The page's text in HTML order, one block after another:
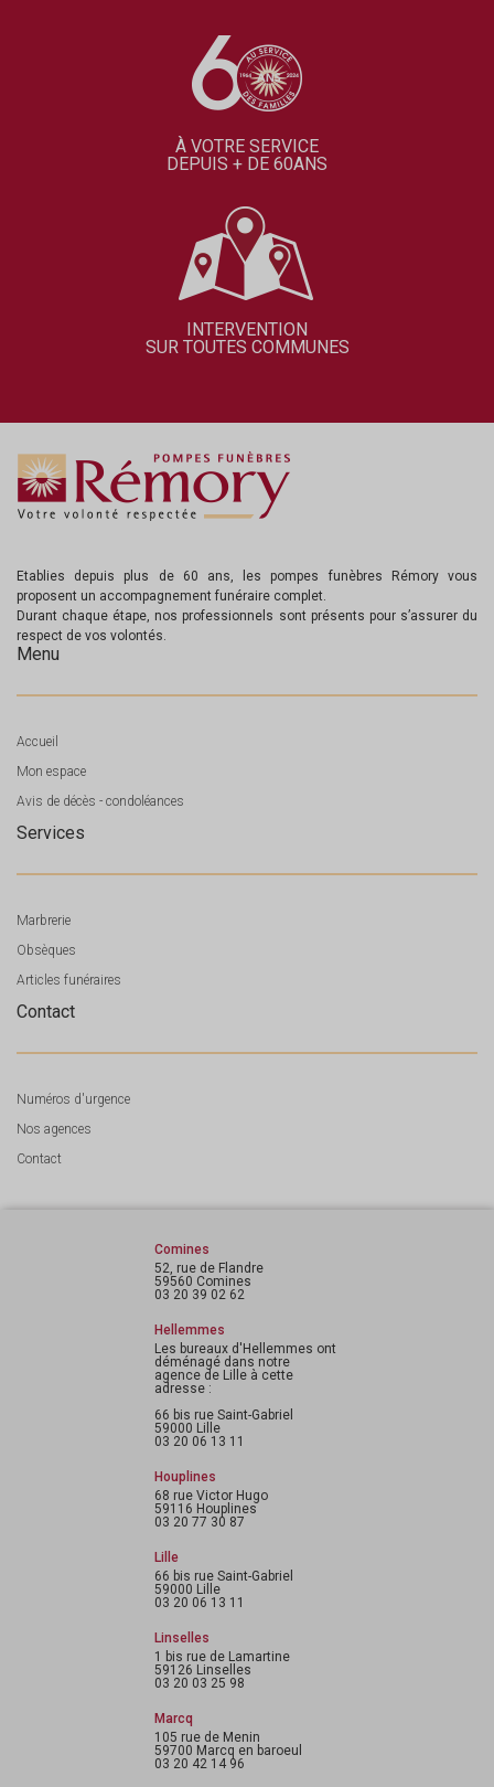
À VOTRE SERVICE
DEPUIS + DE 60ANS
INTERVENTION
SUR TOUTES COMMUNES
Etablies depuis plus de 60 ans, les pompes funèbres Rémory vous
proposent un accompagnement funéraire complet.
Durant chaque étape, nos professionnels sont présents pour s’assurer du
respect de vos volontés.
Menu
Accueil
Mon espace
Avis de décès - condoléances
Services
Marbrerie
Obsèques
Articles funéraires
Contact
Numéros d'urgence
Nos agences
Contact
Comines
52, rue de Flandre
59560 Comines
03 20 39 02 62
Hellemmes
Les bureaux d'Hellemmes ont
déménagé dans notre
agence de Lille à cette
adresse :
66 bis rue Saint-Gabriel
59000 Lille
03 20 06 13 11
Houplines
68 rue Victor Hugo
59116 Houplines
03 20 77 30 87
Lille
66 bis rue Saint-Gabriel
59000 Lille
03 20 06 13 11
Linselles
1 bis rue de Lamartine
59126 Linselles
03 20 03 25 98
Marcq
105 rue de Menin
59700 Marcq en baroeul
03 20 42 14 96